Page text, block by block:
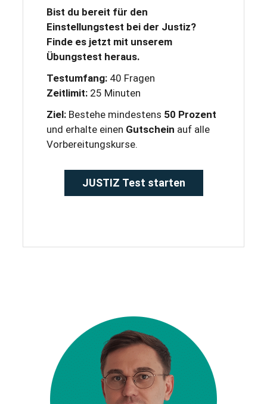
Bist du bereit für den
Einstellungstest bei der Justiz?
Finde es jetzt mit unserem
Übungstest heraus.
Testumfang: 40 Fragen
Zeitlimit: 25 Minuten
Ziel: Bestehe mindestens 50 Prozent
und erhalte einen Gutschein auf alle
Vorbereitungskurse.